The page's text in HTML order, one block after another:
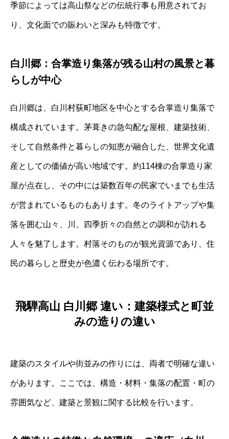
季節によっては高山祭などの伝統行事も用意されてお
り、文化面での賑わいと深みも特徴です。
白川郷：合掌造り集落が残る山村の風景と暮
らしが中心
白川郷は、白川村荻町地区を中心とする合掌造り集落で
構成されています。茅葺きの急勾配な屋根、建築技術、
そして自然条件と暮らしの知恵が融合した、世界文化遺
産としての価値が高い地域です。約114棟の合掌造り家
屋が点在し、その中には築数百年の民家でいまでも生活
が営まれているものもあります。冬のライトアップや集
落を囲む山々、川、四季折々の自然との調和が訪れる
人々を魅了します。村落そのものが観光資源であり、住
民の暮らしと歴史が色濃く伝わる場所です。
飛騨高山 白川郷 違い：建築様式と町並
みの造りの違い
建築のスタイルや街並みの作りには、両者で明確な違い
があります。ここでは、構造・材料・集落の配置・町の
雰囲気など、建築と景観に関する比較を行います。